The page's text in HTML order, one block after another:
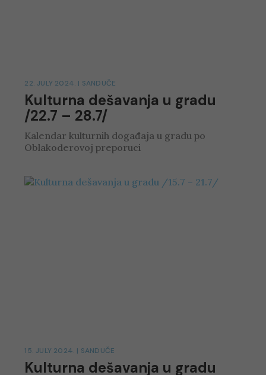
Kulturna dešavanja u gradu
/22.7 – 28.7/
22. JULY 2024. | SANDUČE
Kalendar kulturnih događaja u gradu po
Oblakoderovoj preporuci
Kulturna dešavanja u gradu
15. JULY 2024. | SANDUČE